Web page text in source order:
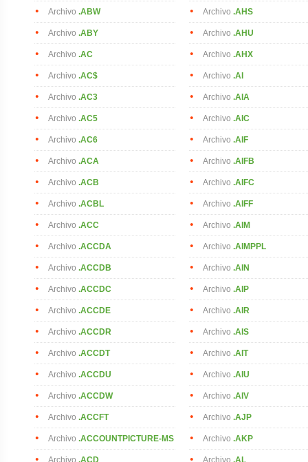
Archivo .ABW
Archivo .ABY
Archivo .AC
Archivo .AC$
Archivo .AC3
Archivo .AC5
Archivo .AC6
Archivo .ACA
Archivo .ACB
Archivo .ACBL
Archivo .ACC
Archivo .ACCDA
Archivo .ACCDB
Archivo .ACCDC
Archivo .ACCDE
Archivo .ACCDR
Archivo .ACCDT
Archivo .ACCDU
Archivo .ACCDW
Archivo .ACCFT
Archivo .ACCOUNTPICTURE-MS
Archivo .ACD
Archivo .AHS
Archivo .AHU
Archivo .AHX
Archivo .AI
Archivo .AIA
Archivo .AIC
Archivo .AIF
Archivo .AIFB
Archivo .AIFC
Archivo .AIFF
Archivo .AIM
Archivo .AIMPPL
Archivo .AIN
Archivo .AIP
Archivo .AIR
Archivo .AIS
Archivo .AIT
Archivo .AIU
Archivo .AIV
Archivo .AJP
Archivo .AKP
Archivo .AL